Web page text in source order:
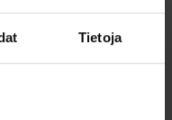
Tietoja
zirkoni ja
40-45 cm
mm